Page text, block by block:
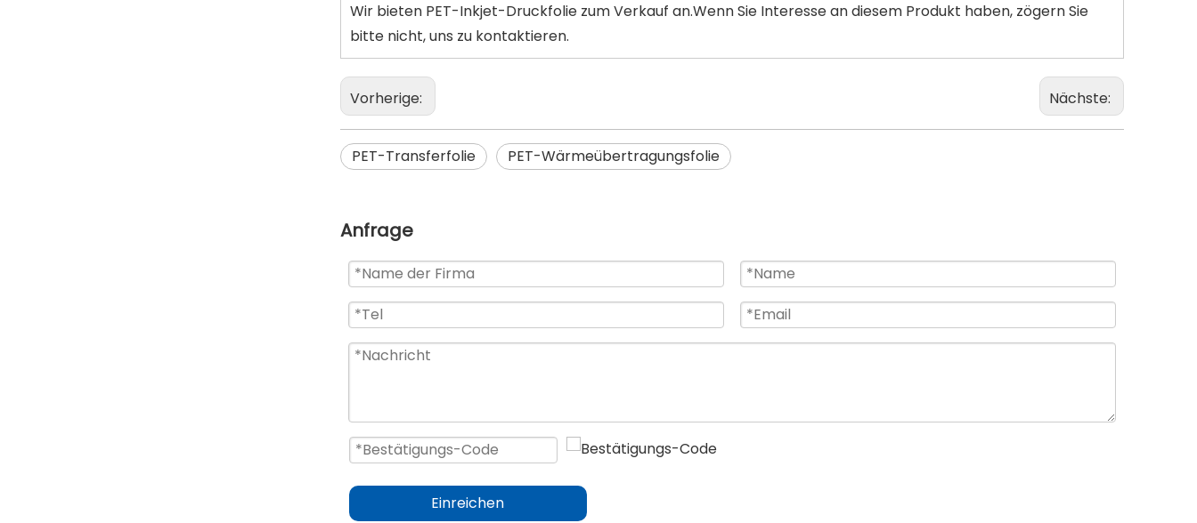
Wir bieten PET-Inkjet-Druckfolie zum Verkauf an.Wenn Sie Interesse an diesem Produkt haben, zögern Sie
bitte nicht, uns zu kontaktieren.
Vorherige: Nächste:
PET-Transferfolie PET-Wärmeübertragungsfolie
Anfrage
Einreichen